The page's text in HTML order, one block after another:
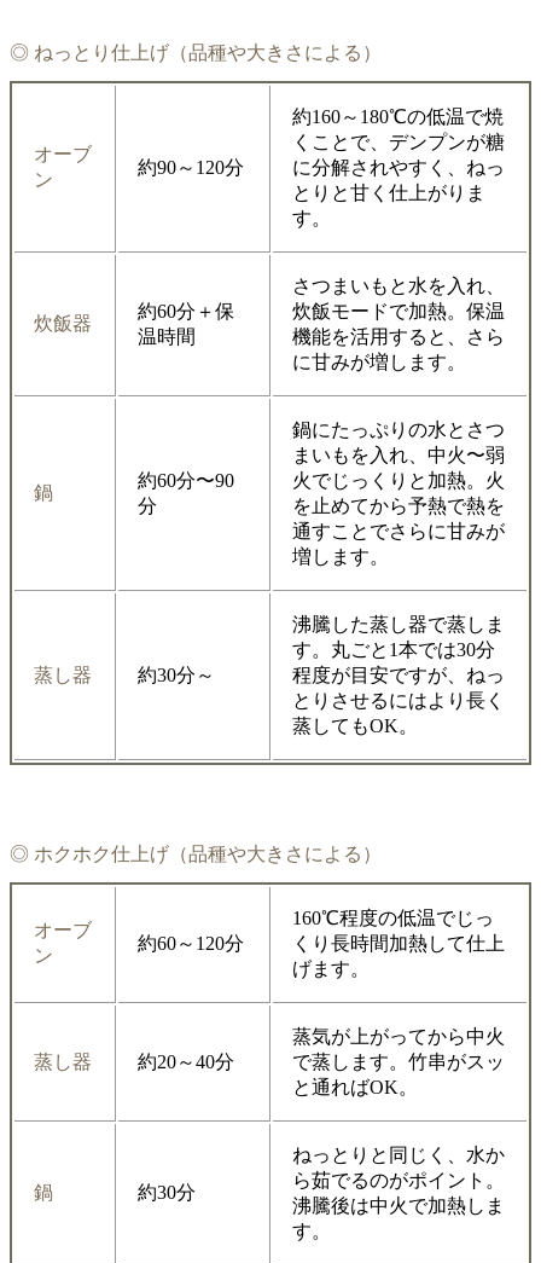
◎ ねっとり仕上げ（品種や大きさによる）
オーブ
ン
約90～120分
約160～180℃の低温で焼
くことで、デンプンが糖
に分解されやすく、ねっ
とりと甘く仕上がりま
す。
炊飯器
約60分＋保
温時間
さつまいもと水を入れ、
炊飯モードで加熱。保温
機能を活用すると、さら
に甘みが増します。
鍋
約60分〜90
分
鍋にたっぷりの水とさつ
まいもを入れ、中火〜弱
火でじっくりと加熱。火
を止めてから予熱で熱を
通すことでさらに甘みが
増します。
蒸し器 約30分～
沸騰した蒸し器で蒸しま
す。丸ごと1本では30分
程度が目安ですが、ねっ
とりさせるにはより長く
蒸してもOK。
◎ ホクホク仕上げ（品種や大きさによる）
オーブ
ン
約60～120分
160℃程度の低温でじっ
くり長時間加熱して仕上
げます。
蒸し器 約20～40分
蒸気が上がってから中火
で蒸します。竹串がスッ
と通ればOK。
鍋 約30分
ねっとりと同じく、水か
ら茹でるのがポイント。
沸騰後は中火で加熱しま
す。